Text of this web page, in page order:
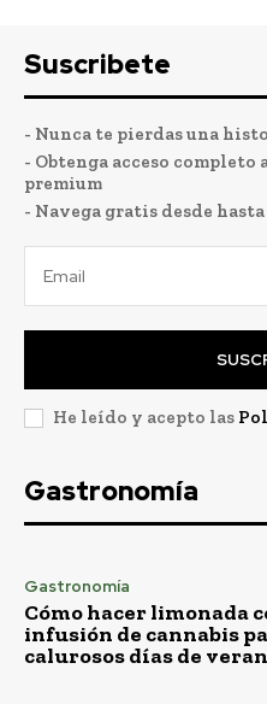
Suscribete
- Nunca te pierdas una
- Obtenga acceso
premium
- Navega gratis desde
He leído y acepto las
Gastronomía
Gastronomía
Cómo hacer limonada
infusión de cannabis
calurosos días de